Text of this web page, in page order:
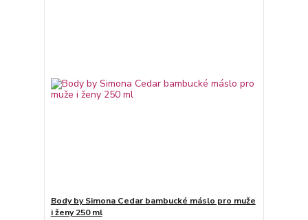
Body by Simona Cedar bambucké máslo pro muže
i ženy 250 ml